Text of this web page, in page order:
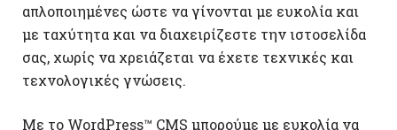
απλοποιημένες ώστε να γίνονται με ευκολία και
με ταχύτητα και να διαχειρίζεστε την ιστοσελίδα
σας, χωρίς να χρειάζεται να έχετε τεχνικές και
τεχνολογικές γνώσεις.
Με το WordPress™ CMS μπορούμε με ευκολία να